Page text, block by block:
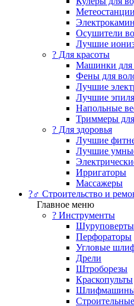
Метеостанции
Осушители
Лучшие
? Для красоты
Машинки для
Фены для
Лучшие
Лучшие
Напольные
Триммеры
? Для здоровья
Лучшие
Лучшие
Ирригаторы
Массажеры
?‍♂️ Строительство и
Главное меню
?️ Инструменты
Шуруповерты
Перфораторы
Угловые
Дрели
Штроборезы
Краскопульты